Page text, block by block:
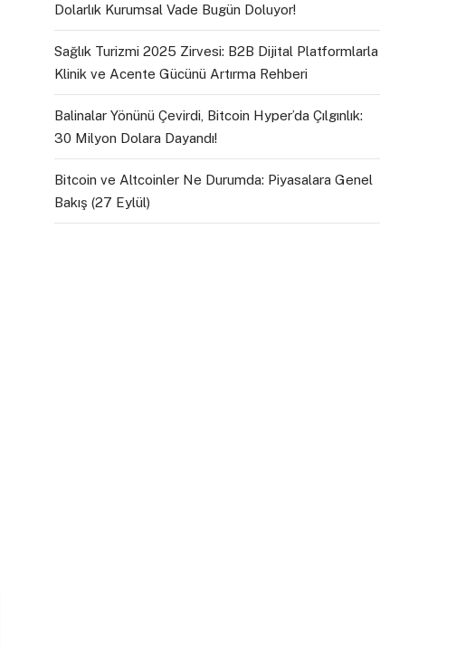
Dolarlık Kurumsal Vade Bugün Doluyor!
Sağlık Turizmi 2025 Zirvesi: B2B Dijital Platformlarla
Klinik ve Acente Gücünü Artırma Rehberi
Balinalar Yönünü Çevirdi, Bitcoin Hyper’da Çılgınlık:
30 Milyon Dolara Dayandı!
Bitcoin ve Altcoinler Ne Durumda: Piyasalara Genel
Bakış (27 Eylül)